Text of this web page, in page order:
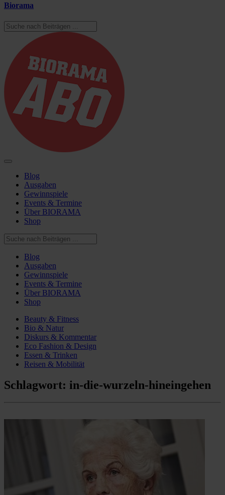
Biorama
Blog
Ausgaben
Gewinnspiele
Events & Termine
Über BIORAMA
Shop
Blog
Ausgaben
Gewinnspiele
Events & Termine
Über BIORAMA
Shop
Beauty & Fitness
Bio & Natur
Diskurs & Kommentar
Eco Fashion & Design
Essen & Trinken
Reisen & Mobilität
Schlagwort: in-die-wurzeln-hineingehen